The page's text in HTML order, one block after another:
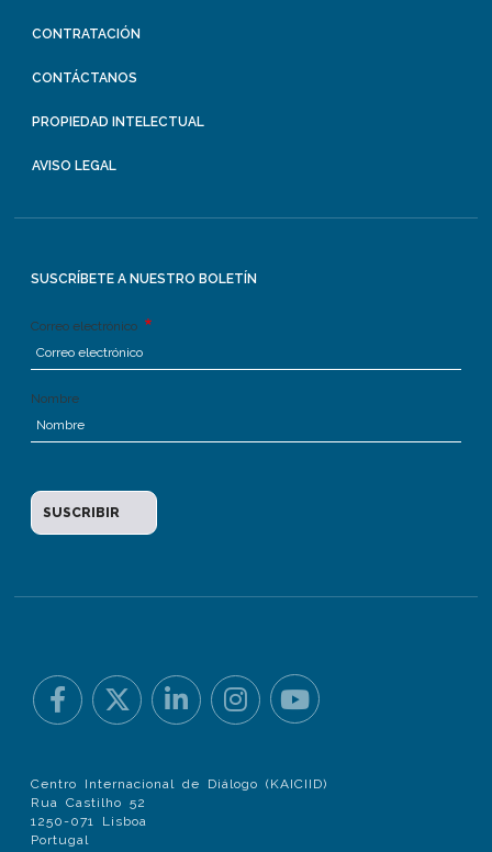
CONTRATACIÓN
CONTÁCTANOS
PROPIEDAD INTELECTUAL
AVISO LEGAL
SUSCRÍBETE A NUESTRO BOLETÍN
Correo electrónico
Nombre
Centro Internacional de Diálogo (KAICIID)
Rua Castilho 52
1250-071 Lisboa
Portugal